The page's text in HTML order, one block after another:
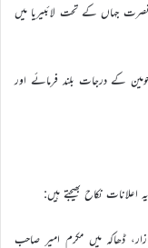
نصرت جہاں کے تحت لائبیریا میں
کے درجات بلند فرمائے اور
اعلانات نکاح بھیجتے ہیں:
بخشی بازار، ڈھاکہ میں مکرم امیر صاحب